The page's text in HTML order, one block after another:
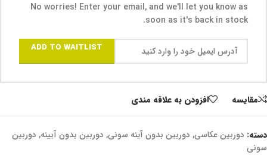
No worries! Enter your email, and we'll let you know as
soon as it's back in stock.
ADD TO WAITLIST
مقايسه افزودن به علاقه مندی
دسته: دوربین عکاسی, دوربین بدون آینه سونی, دوربین بدون آیینه, دوربین
سونی